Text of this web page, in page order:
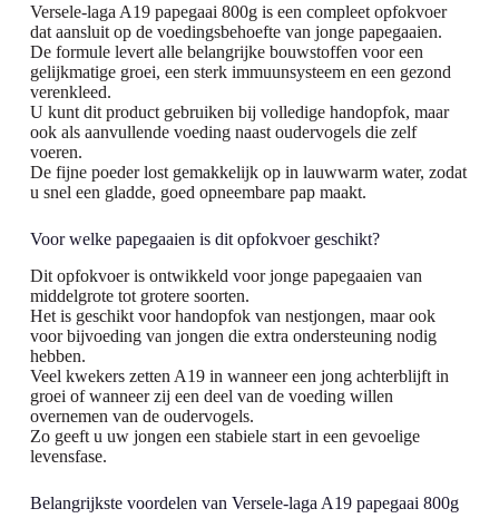
Versele-laga A19 papegaai 800g is een compleet opfokvoer
dat aansluit op de voedingsbehoefte van jonge papegaaien.
De formule levert alle belangrijke bouwstoffen voor een
gelijkmatige groei, een sterk immuunsysteem en een gezond
verenkleed.
U kunt dit product gebruiken bij volledige handopfok, maar
ook als aanvullende voeding naast oudervogels die zelf
voeren.
De fijne poeder lost gemakkelijk op in lauwwarm water, zodat
u snel een gladde, goed opneembare pap maakt.
Voor welke papegaaien is dit opfokvoer geschikt?
Dit opfokvoer is ontwikkeld voor jonge papegaaien van
middelgrote tot grotere soorten.
Het is geschikt voor handopfok van nestjongen, maar ook
voor bijvoeding van jongen die extra ondersteuning nodig
hebben.
Veel kwekers zetten A19 in wanneer een jong achterblijft in
groei of wanneer zij een deel van de voeding willen
overnemen van de oudervogels.
Zo geeft u uw jongen een stabiele start in een gevoelige
levensfase.
Belangrijkste voordelen van Versele-laga A19 papegaai 800g